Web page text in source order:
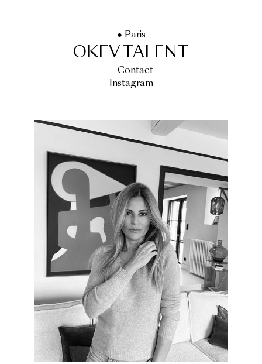
● Paris
OKEV TALENT
Contact
Instagram